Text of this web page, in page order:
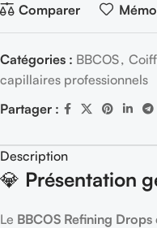
Comparer
Catégories : BBCOS,
capillaires professionnels
Partager :
Description
💎 Présentation
Le BBCOS Refining Drops